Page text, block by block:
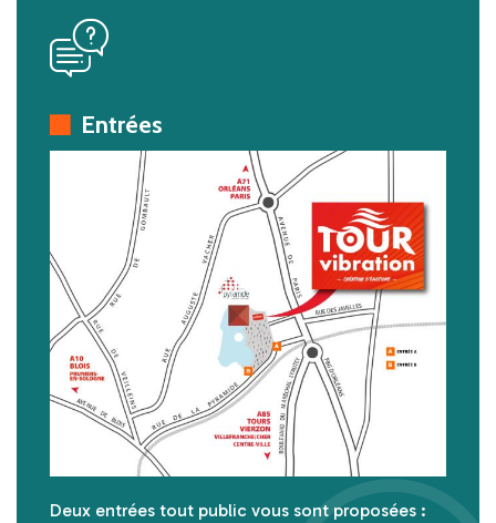
Entrées
Deux entrées tout public vous sont proposées :